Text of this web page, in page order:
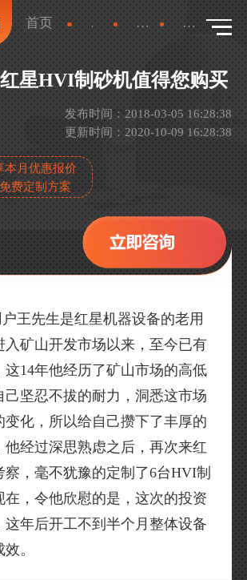
首页 新闻 产品新闻 详情
星HVI制砂机值得您购买
发布时间：2018-03-05 16:28:38
更新时间：2020-10-09 16:28:38
本月优惠报价
免费定制方案
户王先生是红星机器设备的老用
入矿山开发市场以来，至今已有
这14年他经历了矿山市场的高低
己坚忍不拔的耐力，洞悉这市场
变化，所以给自己攒下了丰厚的
他经过深思熟虑之后，再次来红
察，毫不犹豫的定制了6台HVI制
在，令他欣慰的是，这次的投资
这年后开工不到半个月整体设备
。